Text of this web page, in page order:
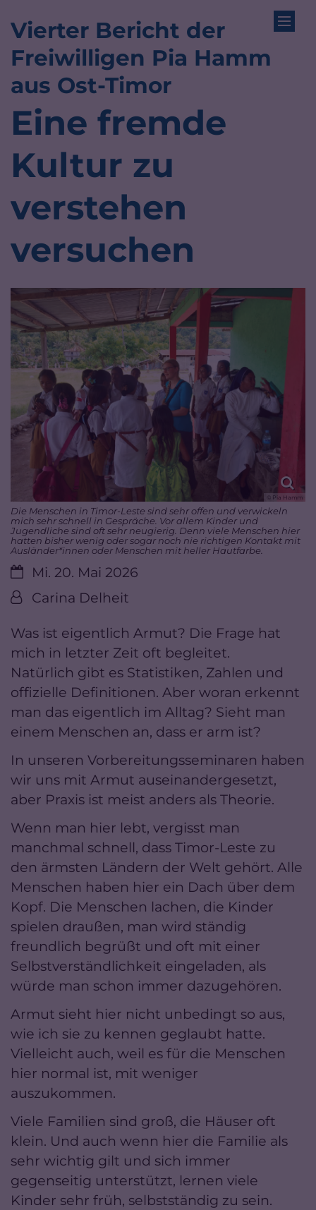
Zum Inhalt springen
Vierter Bericht der
Freiwilligen Pia Hamm
aus Ost-Timor:
Eine fremde
Kultur zu
verstehen
versuchen
© Pia Hamm
Die Menschen in Timor-Leste sind sehr offen und verwickeln
mich sehr schnell in Gespräche. Vor allem Kinder und
Jugendliche sind oft sehr neugierig. Denn viele Menschen hier
hatten bisher wenig oder sogar noch nie richtigen Kontakt mit
Ausländer*innen oder Menschen mit heller Hautfarbe.
Datum:
Mi. 20. Mai 2026
Von:Carina Delheit
Was ist eigentlich Armut? Die Frage hat
mich in letzter Zeit oft begleitet.
Natürlich gibt es Statistiken, Zahlen und
offizielle Definitionen. Aber woran erkennt
man das eigentlich im Alltag? Sieht man
einem Menschen an, dass er arm ist?
In unseren Vorbereitungsseminaren haben
wir uns mit Armut auseinandergesetzt,
aber Praxis ist meist anders als Theorie.
Wenn man hier lebt, vergisst man
manchmal schnell, dass Timor-Leste zu
den ärmsten Ländern der Welt gehört. Alle
Menschen haben hier ein Dach über dem
Kopf. Die Menschen lachen, die Kinder
spielen draußen, man wird ständig
freundlich begrüßt und oft mit einer
Selbstverständlichkeit eingeladen, als
würde man schon immer dazugehören.
Armut sieht hier nicht unbedingt so aus,
wie ich sie zu kennen geglaubt hatte.
Vielleicht auch, weil es für die Menschen
hier normal ist, mit weniger
auszukommen.
Viele Familien sind groß, die Häuser oft
klein. Und auch wenn hier die Familie als
sehr wichtig gilt und sich immer
gegenseitig unterstützt, lernen viele
Kinder sehr früh, selbstständig zu sein.